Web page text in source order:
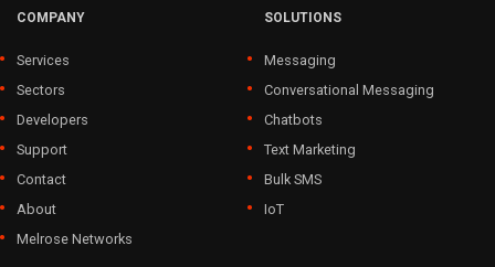
COMPANY
Services
Sectors
Developers
Support
Contact
About
Melrose Networks
SOLUTIONS
Messaging
Conversational Messaging
Chatbots
Text Marketing
Bulk SMS
IoT